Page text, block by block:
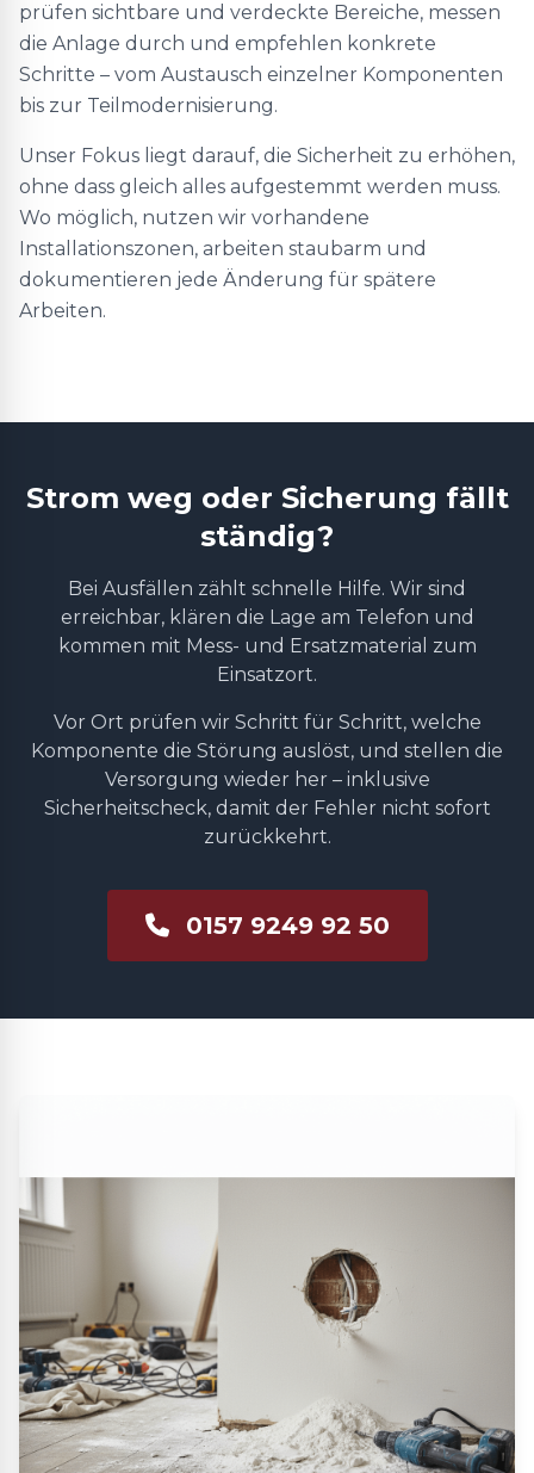
prüfen sichtbare und verdeckte Bereiche, messen
die Anlage durch und empfehlen konkrete
Schritte – vom Austausch einzelner Komponenten
bis zur Teilmodernisierung.
Unser Fokus liegt darauf, die Sicherheit zu erhöhen,
ohne dass gleich alles aufgestemmt werden muss.
Wo möglich, nutzen wir vorhandene
Installationszonen, arbeiten staubarm und
dokumentieren jede Änderung für spätere
Arbeiten.
Strom weg oder Sicherung fällt
ständig?
Bei Ausfällen zählt schnelle Hilfe. Wir sind
erreichbar, klären die Lage am Telefon und
kommen mit Mess- und Ersatzmaterial zum
Einsatzort.
Vor Ort prüfen wir Schritt für Schritt, welche
Komponente die Störung auslöst, und stellen die
Versorgung wieder her – inklusive
Sicherheitscheck, damit der Fehler nicht sofort
zurückkehrt.
0157 9249 92 50